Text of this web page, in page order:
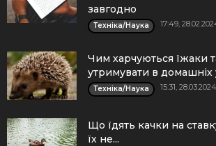
завгодно
Техніка/Наука 17:49,
Чим харчуються їжаки
утримувати в домашніх
Техніка/Наука 15:31, 28.03.2024
Що їдять качки на
їх не...